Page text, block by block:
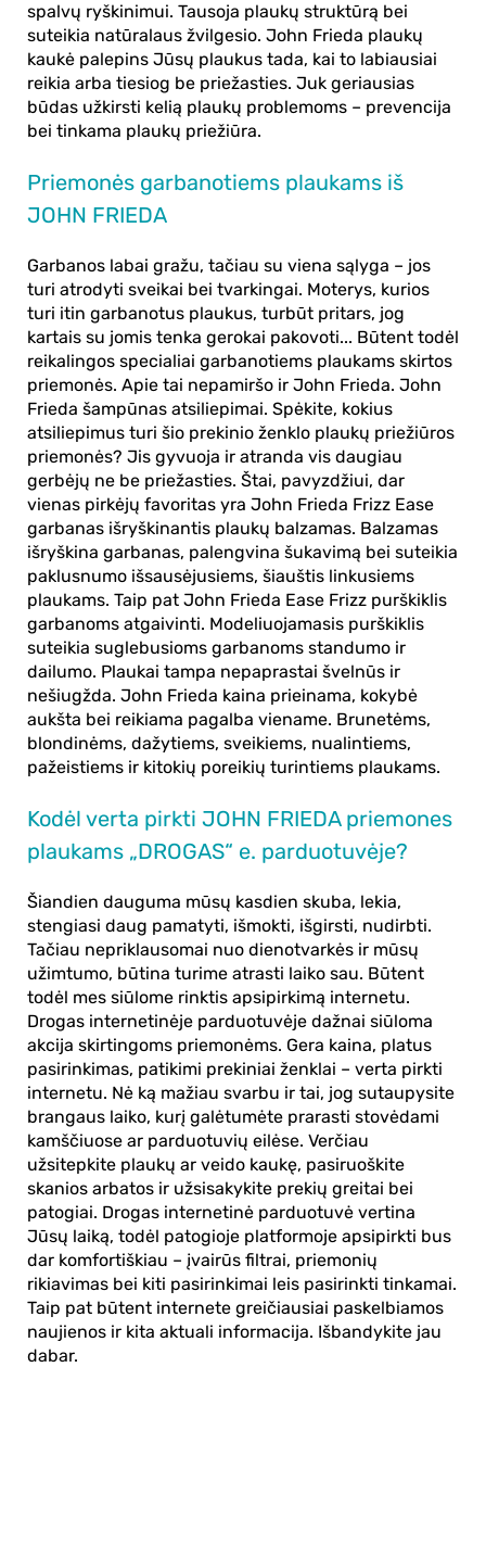
spalvų ryškinimui. Tausoja plaukų struktūrą bei
suteikia natūralaus žvilgesio. John Frieda plaukų
kaukė palepins Jūsų plaukus tada, kai to labiausiai
reikia arba tiesiog be priežasties. Juk geriausias
būdas užkirsti kelią plaukų problemoms – prevencija
bei tinkama plaukų priežiūra.
Priemonės garbanotiems plaukams iš
JOHN FRIEDA
Garbanos labai gražu, tačiau su viena sąlyga – jos
turi atrodyti sveikai bei tvarkingai. Moterys, kurios
turi itin garbanotus plaukus, turbūt pritars, jog
kartais su jomis tenka gerokai pakovoti... Būtent todėl
reikalingos specialiai garbanotiems plaukams skirtos
priemonės. Apie tai nepamiršo ir John Frieda. John
Frieda šampūnas atsiliepimai. Spėkite, kokius
atsiliepimus turi šio prekinio ženklo plaukų priežiūros
priemonės? Jis gyvuoja ir atranda vis daugiau
gerbėjų ne be priežasties. Štai, pavyzdžiui, dar
vienas pirkėjų favoritas yra John Frieda Frizz Ease
garbanas išryškinantis plaukų balzamas. Balzamas
išryškina garbanas, palengvina šukavimą bei suteikia
paklusnumo išsausėjusiems, šiauštis linkusiems
plaukams. Taip pat John Frieda Ease Frizz purškiklis
garbanoms atgaivinti. Modeliuojamasis purškiklis
suteikia suglebusioms garbanoms standumo ir
dailumo. Plaukai tampa nepaprastai švelnūs ir
nešiugžda. John Frieda kaina prieinama, kokybė
aukšta bei reikiama pagalba viename. Brunetėms,
blondinėms, dažytiems, sveikiems, nualintiems,
pažeistiems ir kitokių poreikių turintiems plaukams.
Kodėl verta pirkti JOHN FRIEDA priemones
plaukams „DROGAS“ e. parduotuvėje?
Šiandien dauguma mūsų kasdien skuba, lekia,
stengiasi daug pamatyti, išmokti, išgirsti, nudirbti.
Tačiau nepriklausomai nuo dienotvarkės ir mūsų
užimtumo, būtina turime atrasti laiko sau. Būtent
todėl mes siūlome rinktis apsipirkimą internetu.
Drogas internetinėje parduotuvėje dažnai siūloma
akcija skirtingoms priemonėms. Gera kaina, platus
pasirinkimas, patikimi prekiniai ženklai – verta pirkti
internetu. Nė ką mažiau svarbu ir tai, jog sutaupysite
brangaus laiko, kurį galėtumėte prarasti stovėdami
kamščiuose ar parduotuvių eilėse. Verčiau
užsitepkite plaukų ar veido kaukę, pasiruoškite
skanios arbatos ir užsisakykite prekių greitai bei
patogiai. Drogas internetinė parduotuvė vertina
Jūsų laiką, todėl patogioje platformoje apsipirkti bus
dar komfortiškiau – įvairūs filtrai, priemonių
rikiavimas bei kiti pasirinkimai leis pasirinkti tinkamai.
Taip pat būtent internete greičiausiai paskelbiamos
naujienos ir kita aktuali informacija. Išbandykite jau
dabar.